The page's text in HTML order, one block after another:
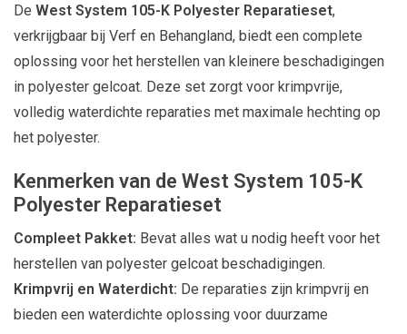
De West System 105-K Polyester Reparatieset,
verkrijgbaar bij Verf en Behangland, biedt een complete
oplossing voor het herstellen van kleinere beschadigingen
in polyester gelcoat. Deze set zorgt voor krimpvrije,
volledig waterdichte reparaties met maximale hechting op
het polyester.
Kenmerken van de West System 105-K
Polyester Reparatieset
Compleet Pakket: Bevat alles wat u nodig heeft voor het
herstellen van polyester gelcoat beschadigingen.
Krimpvrij en Waterdicht: De reparaties zijn krimpvrij en
bieden een waterdichte oplossing voor duurzame